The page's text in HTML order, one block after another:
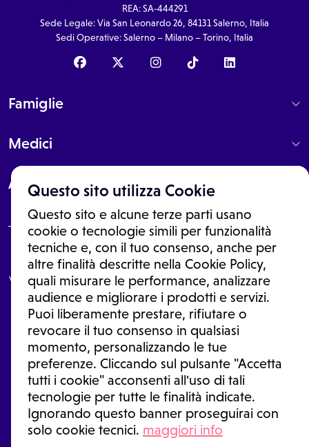
Questo sito utilizza Cookie
Questo sito e alcune terze parti usano
cookie o tecnologie simili per funzionalità
tecniche e, con il tuo consenso, anche per
altre finalità descritte nella Cookie Policy,
quali misurare le performance, analizzare
audience e migliorare i prodotti e servizi.
Puoi liberamente prestare, rifiutare o
revocare il tuo consenso in qualsiasi
momento, personalizzando le tue
preferenze. Cliccando sul pulsante "Accetta
tutti i cookie" acconsenti all'uso di tali
tecnologie per tutte le finalità indicate.
Ignorando questo banner proseguirai con
solo cookie tecnici. maggiori info
REA: SA-444291
Sede Legale: Via San Leonardo 26, 84131 Salerno, Italia
Sedi Operative: Salerno – Milano – Torino, Italia
Famiglie
Medici
About
Le informazioni proposte in questo sito non sono un consulto medico.
In nessun caso, queste informazioni sostituiscono un consulto, una
visita o una diagnosi formulata dal medico. Non si devono considerare
le informazioni disponibili come suggerimenti per la formulazione di
una diagnosi, la determinazione di un trattamento o l'assunzione o
sospensione di un farmaco senza prima consultare un medico di
medicina generale o uno specialista.
Condizioni di utilizzo|Privacy Policy |Gestione Cookie
Ⓒ 2026 | Tutti i diritti riservati.